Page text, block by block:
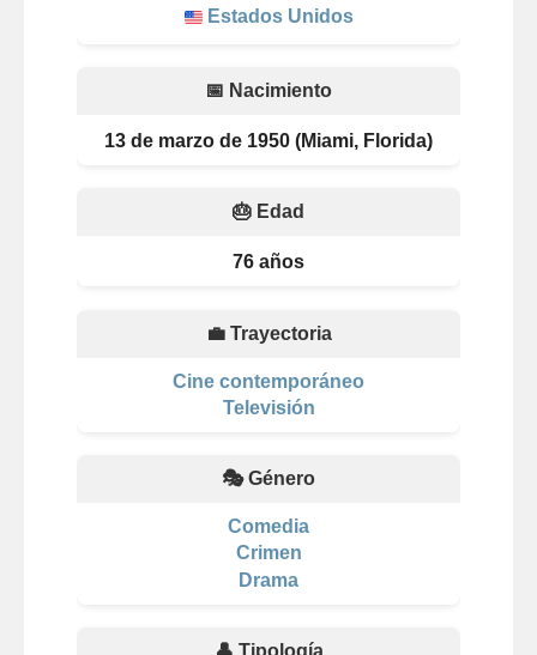
Estados Unidos
📅 Nacimiento
13 de marzo de 1950 (Miami, Florida)
🎂 Edad
76 años
💼 Trayectoria
Cine contemporáneo
Televisión
🎭 Género
Comedia
Crimen
Drama
👤 Tipología